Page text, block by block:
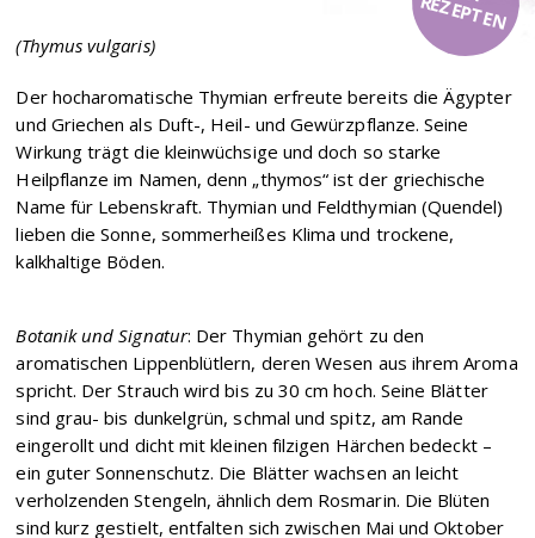
(Thymus vulgaris)
R
N
Der hocharomatische Thymian erfreute bereits die Ägypter
und Griechen als Duft-, Heil- und Gewürzpflanze. Seine
Wirkung trägt die kleinwüchsige und doch so starke
Heilpflanze im Namen, denn „thymos“ ist der griechische
Name für Lebenskraft. Thymian und Feldthymian (Quendel)
lieben die Sonne, sommerheißes Klima und trockene,
kalkhaltige Böden.
Botanik und Signatur: Der Thymian gehört zu den
aromatischen Lippenblütlern, deren Wesen aus ihrem Aroma
spricht. Der Strauch wird bis zu 30 cm hoch. Seine Blätter
sind grau- bis dunkelgrün, schmal und spitz, am Rande
eingerollt und dicht mit kleinen filzigen Härchen bedeckt –
ein guter Sonnenschutz. Die Blätter wachsen an leicht
verholzenden Stengeln, ähnlich dem Rosmarin. Die Blüten
sind kurz gestielt, entfalten sich zwischen Mai und Oktober